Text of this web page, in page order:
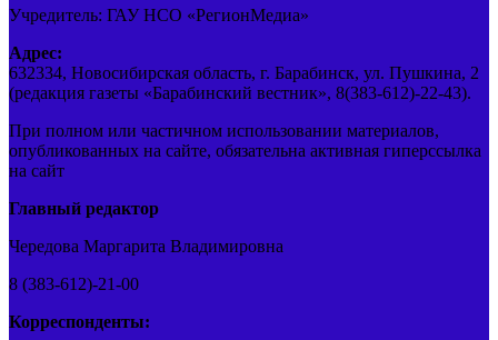
Учредитель: ГАУ НСО «РегионМедиа»
Адрес:
632334, Новосибирская область, г. Барабинск, ул. Пушкина, 2
(редакция газеты «Барабинский вестник», 8(383-612)-22-43).
При полном или частичном использовании материалов,
опубликованных на сайте, обязательна активная гиперссылка
на сайт
Главный редактор
Чередова Маргарита Владимировна
8 (383-612)-21-00
Корреспонденты: